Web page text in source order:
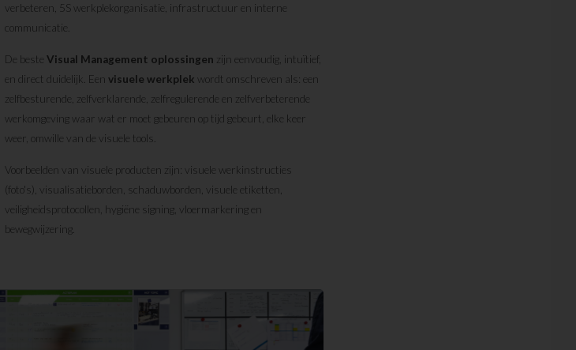
verbeteren, 5S werkplekorganisatie, infrastructuur en interne
communicatie.
De beste Visual Management oplossingen zijn eenvoudig, intuïtief,
en direct duidelijk. Een visuele werkplek wordt omschreven als: een
zelfbesturende, zelfverklarende, zelfregulerende en zelfverbeterende
werkomgeving waar wat er moet gebeuren op tijd gebeurt, elke keer
weer, omwille van de visuele tools.
Voorbeelden van visuele producten zijn: visuele werkinstructies
(foto's), visualisatieborden, schaduwborden, visuele etiketten,
veiligheidsprotocollen, hygiëne signing, vloermarkering en
bewegwijzering.